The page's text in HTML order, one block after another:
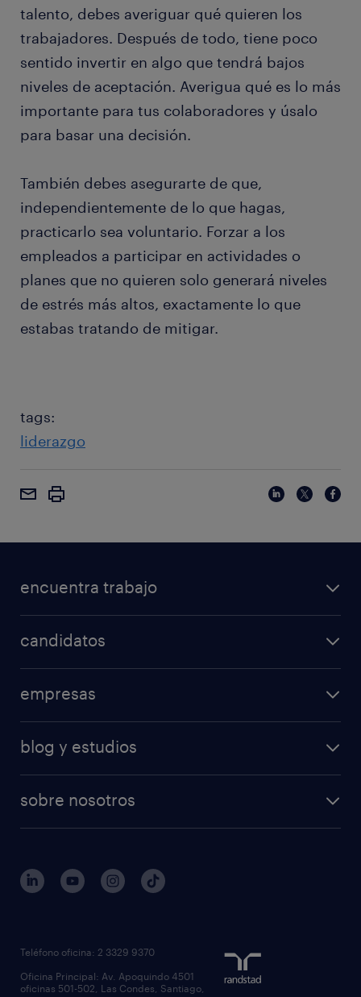
talento, debes averiguar qué quieren los
trabajadores. Después de todo, tiene poco
sentido invertir en algo que tendrá bajos
niveles de aceptación. Averigua qué es lo más
importante para tus colaboradores y úsalo
para basar una decisión.
También debes asegurarte de que,
independientemente de lo que hagas,
practicarlo sea voluntario. Forzar a los
empleados a participar en actividades o
planes que no quieren solo generará niveles
de estrés más altos, exactamente lo que
estabas tratando de mitigar.
tags:
liderazgo
encuentra trabajo
candidatos
empresas
blog y estudios
sobre nosotros
Teléfono oficina: 2 3329 9370
Oficina Principal: Av. Apoquindo 4501
oficinas 501-502, Las Condes, Santiago,